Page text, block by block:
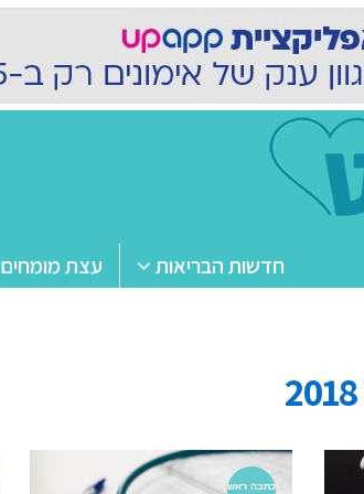
חדשות הבריאות עצת מומחים
כתבה ראש